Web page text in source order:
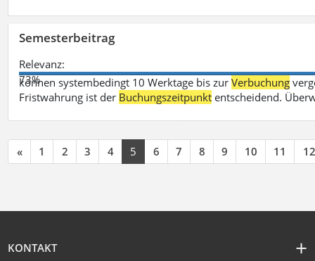
Semesterbeitrag
Relevanz:
73%
können systembedingt 10 Werktage bis zurVerbuchung
Fristwahrung ist der Buchungszeitpunkt entscheidend.
« 1 2 3 4 5 6 7 8 9 10 11 12
KONTAKT